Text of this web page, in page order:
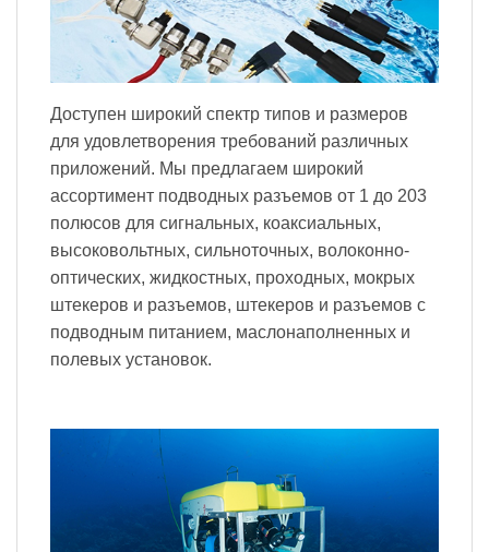
Доступен широкий спектр типов и размеров
для удовлетворения требований различных
приложений. Мы предлагаем широкий
ассортимент подводных разъемов от 1 до 203
полюсов для сигнальных, коаксиальных,
высоковольтных, сильноточных, волоконно-
оптических, жидкостных, проходных, мокрых
штекеров и разъемов, штекеров и разъемов с
подводным питанием, маслонаполненных и
полевых установок.